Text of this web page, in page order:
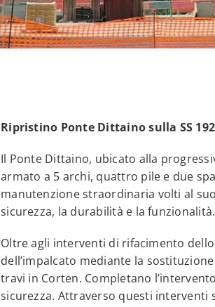
Ripristino Ponte Dittaino sulla SS 192
Il Ponte Dittaino, ubicato alla
armato a 5 archi, quattro pile e due
manutenzione straordinaria volti al
sicurezza, la durabilità e la funzionalità.
Oltre agli interventi di rifacimento
dell’impalcato mediante la
travi in Corten. Completano
sicurezza. Attraverso questi interventi